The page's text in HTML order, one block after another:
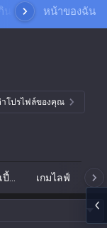
อันดับผู้เล่นดูเกมขอ
หน้าของฉัน
โปรไฟล์ของคุณ
เกมไลฟ์